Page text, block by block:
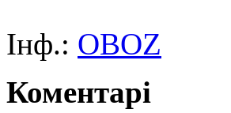
Інф.: OBOZ
Коментарі